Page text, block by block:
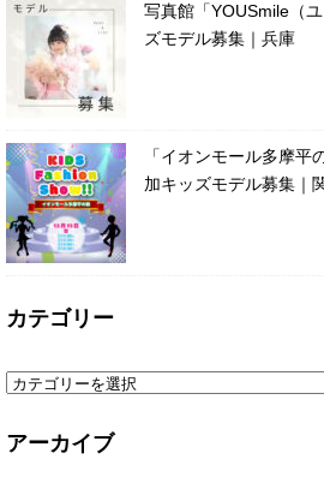
写真館「YOUSmile（
ズモデル募集｜兵庫
「イオンモール多摩平
加キッズモデル募集｜
カテゴリー
アーカイブ